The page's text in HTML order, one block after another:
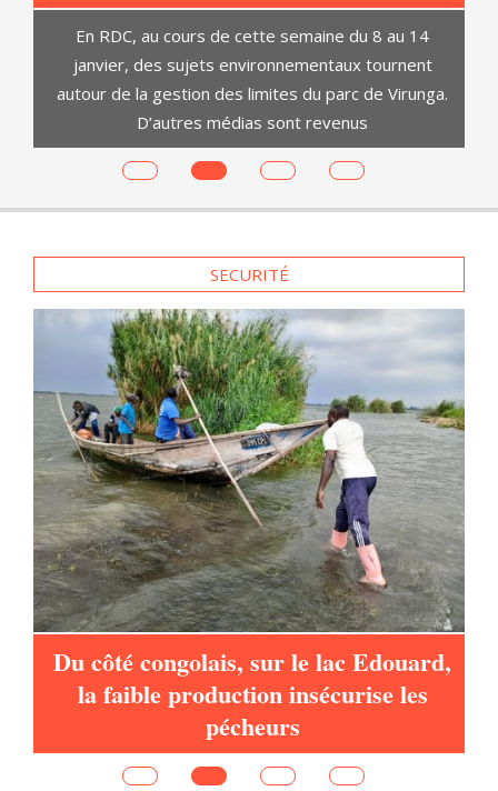
En RDC, au cours de cette semaine du 8 au 14
janvier, des sujets environnementaux tournent
autour de la gestion des limites du parc de Virunga.
D’autres médias sont revenus
SECURITÉ
Du côté congolais, sur le lac Edouard,
la faible production insécurise les
pécheurs